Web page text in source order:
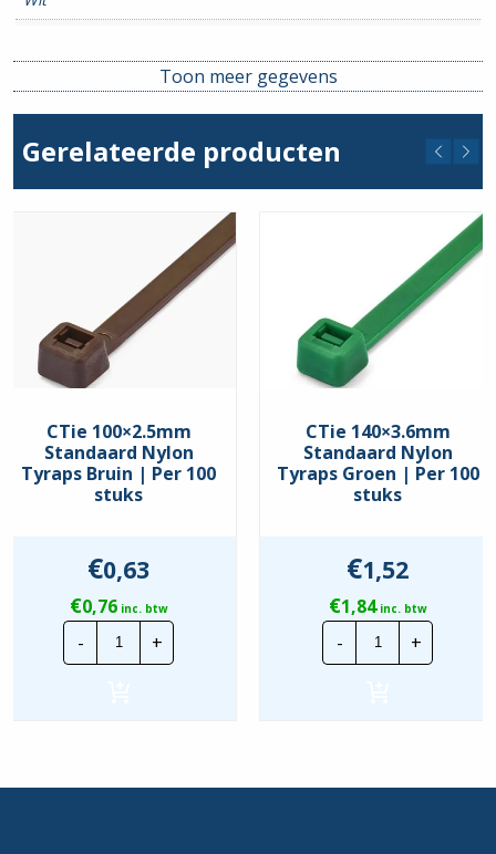
2.5mm
Toon meer gegevens
Gerelateerde producten
CTie 100×2.5mm
Standaard Nylon
Tyraps Bruin | Per 100
stuks
€0,63
€0,76inc. btw
-
CTie
100x2.5mm
Standaard
stuks
+
CTie 140×3.6mm
Standaard Nylon
Tyraps Groen | Per 100
stuks
€1,52
€1,84inc. btw
-
CTie
140x3.6mm
Standaard
stuks
+